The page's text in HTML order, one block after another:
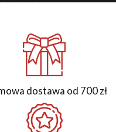
dostawa od 700 zł